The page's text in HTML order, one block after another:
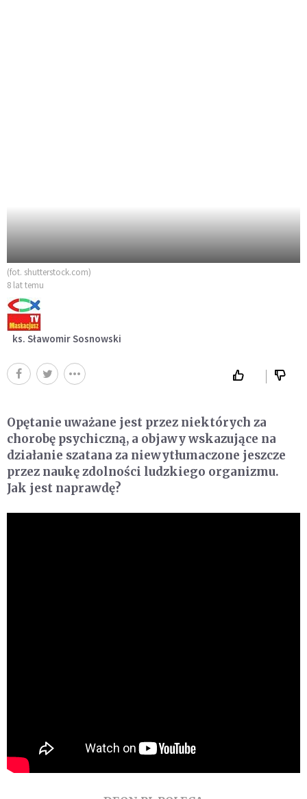
(fot. shutterstock.com)
8 lat temu
ks. Sławomir Sosnowski
Opętanie uważane jest przez niektórych za
chorobę psychiczną, a objawy wskazujące na
działanie szatana za niewytłumaczone jeszcze
przez naukę zdolności ludzkiego organizmu.
Jak jest naprawdę?